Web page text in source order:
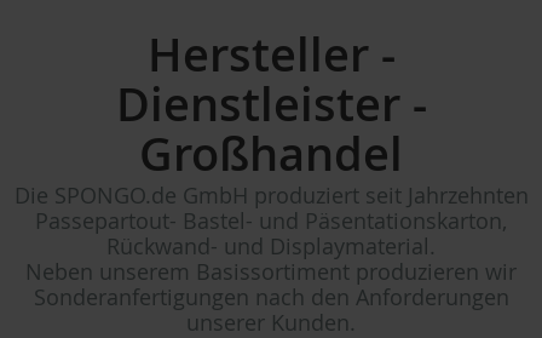
Hersteller -
Dienstleister -
Großhandel
Die SPONGO.de GmbH produziert seit Jahrzehnten
Passepartout- Bastel- und Päsentationskarton,
Rückwand- und Displaymaterial.
Neben unserem Basissortiment produzieren wir
Sonderanfertigungen nach den Anforderungen
unserer Kunden.